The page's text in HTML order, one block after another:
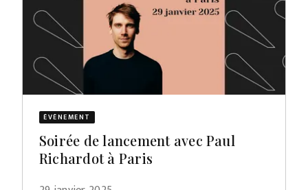
ÉVÈNEMENT
Soirée de lancement avec Paul
Richardot à Paris